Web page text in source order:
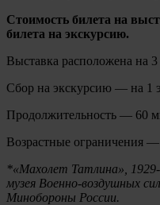
Стоимость билета на
билета на экскурсию.
Выставка расположена на
Сбор на экскурсию — на 1
Продолжительность — 60
Возрастные ограничения
*«Махолет Татлина»,
музея Военно-воздушных
Минобороны России.